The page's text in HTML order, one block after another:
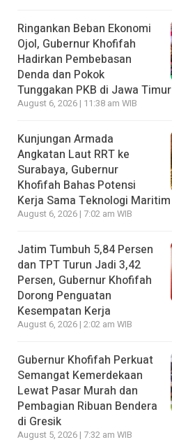
Ringankan Beban Ekonomi
Ojol, Gubernur Khofifah
Hadirkan Pembebasan
Denda dan Pokok
Tunggakan PKB di Jawa Timur
August 6, 2026 | 11:38 am WIB
Kunjungan Armada
Angkatan Laut RRT ke
Surabaya, Gubernur
Khofifah Bahas Potensi
Kerja Sama Teknologi Maritim
August 6, 2026 | 7:02 am WIB
Jatim Tumbuh 5,84 Persen
dan TPT Turun Jadi 3,42
Persen, Gubernur Khofifah
Dorong Penguatan
Kesempatan Kerja
August 6, 2026 | 2:02 am WIB
Gubernur Khofifah Perkuat
Semangat Kemerdekaan
Lewat Pasar Murah dan
Pembagian Ribuan Bendera
di Gresik
August 5, 2026 | 7:32 am WIB